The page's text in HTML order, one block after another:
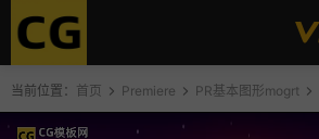
当前位置： 首页 Premiere PR基本图形mogrt